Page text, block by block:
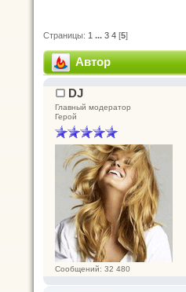
Страницы: 1 ... 3 4 [5]
Автор
DJ
Главный модератор
Герой
Сообщений: 32 480